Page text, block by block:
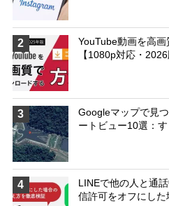
2
YouTube動画を高
【1080p対応・2026
3
Googleマップで見
ートビュー10選：
4
LINEで他の人と通
信許可をオフにし